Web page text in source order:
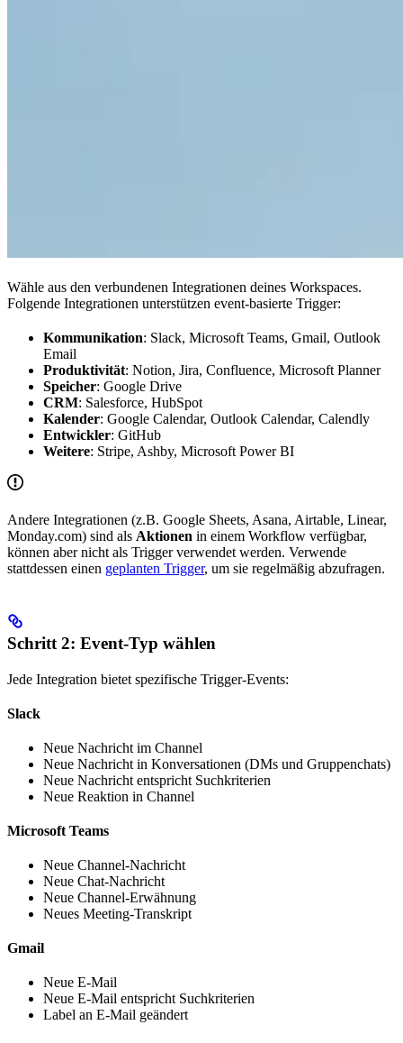
Wähle aus den verbundenen Integrationen deines Workspaces.
Folgende Integrationen unterstützen event-basierte Trigger:
Kommunikation: Slack, Microsoft Teams, Gmail, Outlook
Email
Produktivität: Notion, Jira, Confluence, Microsoft Planner
Speicher: Google Drive
CRM: Salesforce, HubSpot
Kalender: Google Calendar, Outlook Calendar, Calendly
Entwickler: GitHub
Weitere: Stripe, Ashby, Microsoft Power BI
Andere Integrationen (z.B. Google Sheets, Asana, Airtable, Linear,
Monday.com) sind als Aktionen in einem Workflow verfügbar,
können aber nicht als Trigger verwendet werden. Verwende
stattdessen einen geplanten Trigger, um sie regelmäßig abzufragen.
Schritt 2: Event-Typ wählen
Jede Integration bietet spezifische Trigger-Events:
Slack
Neue Nachricht im Channel
Neue Nachricht in Konversationen (DMs und Gruppenchats)
Neue Nachricht entspricht Suchkriterien
Neue Reaktion in Channel
Microsoft Teams
Neue Channel-Nachricht
Neue Chat-Nachricht
Neue Channel-Erwähnung
Neues Meeting-Transkript
Gmail
Neue E-Mail
Neue E-Mail entspricht Suchkriterien
Label an E-Mail geändert